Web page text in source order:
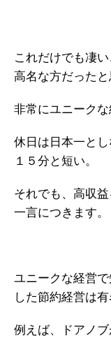
これだけでも凄
高名な方だったと
非常にユニークな
休日は日本一と
１５分と短い。
それでも、高収
一言につきます。
ユニークな経営
した節約経営は有
例えば、ドアノブ